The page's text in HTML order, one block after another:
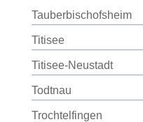
Tauberbischofsheim
Titisee
Titisee-Neustadt
Todtnau
Trochtelfingen